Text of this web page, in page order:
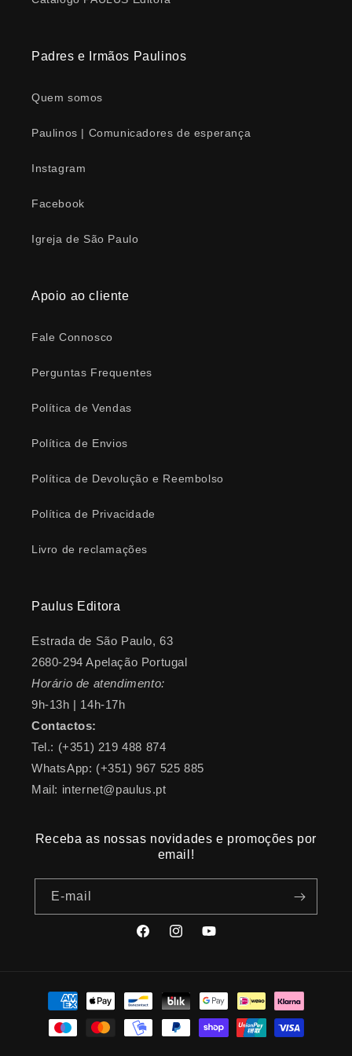
Padres e Irmãos Paulinos
Quem somos
Paulinos | Comunicadores de esperança
Instagram
Facebook
Igreja de São Paulo
Apoio ao cliente
Fale Connosco
Perguntas Frequentes
Política de Vendas
Política de Envios
Política de Devolução e Reembolso
Política de Privacidade
Livro de reclamações
Paulus Editora
Estrada de São Paulo, 63
2680-294 Apelação Portugal
Horário de atendimento:
9h-13h | 14h-17h
Contactos:
Tel.: (+351) 219 488 874
WhatsApp: (+351) 967 525 885
Mail: internet@paulus.pt
Receba as nossas novidades e promoções por
email!
E-mail
FacebookInstagramYouTube
Métodos
pagamento